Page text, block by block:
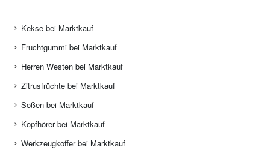
Kekse bei Marktkauf
Fruchtgummi bei Marktkauf
Herren Westen bei Marktkauf
Zitrusfrüchte bei Marktkauf
Soßen bei Marktkauf
Kopfhörer bei Marktkauf
Werkzeugkoffer bei Marktkauf